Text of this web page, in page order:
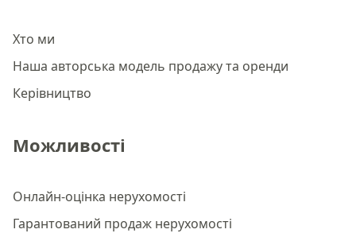
Хто ми
Наша авторська модель продажу та оренди
Керівництво
Можливості
Онлайн-оцінка нерухомості
Гарантований продаж нерухомості